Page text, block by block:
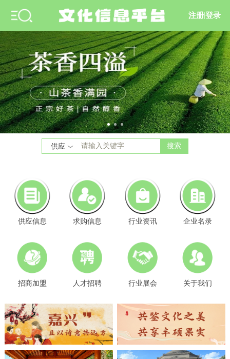
注册 |登录
供应 搜索
供应信息 求购信息 行业资讯 企业名录
招商加盟 人才招聘 行业展会 关于我们